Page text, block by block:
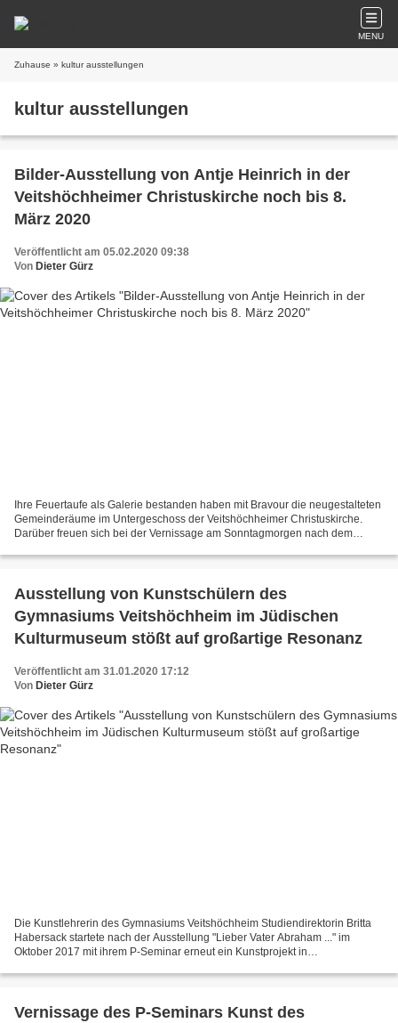
MENU
Zuhause » kultur ausstellungen
kultur ausstellungen
Bilder-Ausstellung von Antje Heinrich in der
Veitshöchheimer Christuskirche noch bis 8.
März 2020
Veröffentlicht am 05.02.2020 09:38
Von Dieter Gürz
Ihre Feuertaufe als Galerie bestanden haben mit Bravour die neugestalteten
Gemeinderäume im Untergeschoss der Veitshöchheimer Christuskirche.
Darüber freuen sich bei der Vernissage am Sonntagmorgen nach dem
Ausstellung von Kunstschülern des
Gymnasiums Veitshöchheim im Jüdischen
Kulturmuseum stößt auf großartige Resonanz
Veröffentlicht am 31.01.2020 17:12
Von Dieter Gürz
Die Kunstlehrerin des Gymnasiums Veitshöchheim Studiendirektorin Britta
Habersack startete nach der Ausstellung "Lieber Vater Abraham ..." im
Oktober 2017 mit ihrem P-Seminar erneut ein Kunstprojekt in
Vernissage des P-Seminars Kunst des